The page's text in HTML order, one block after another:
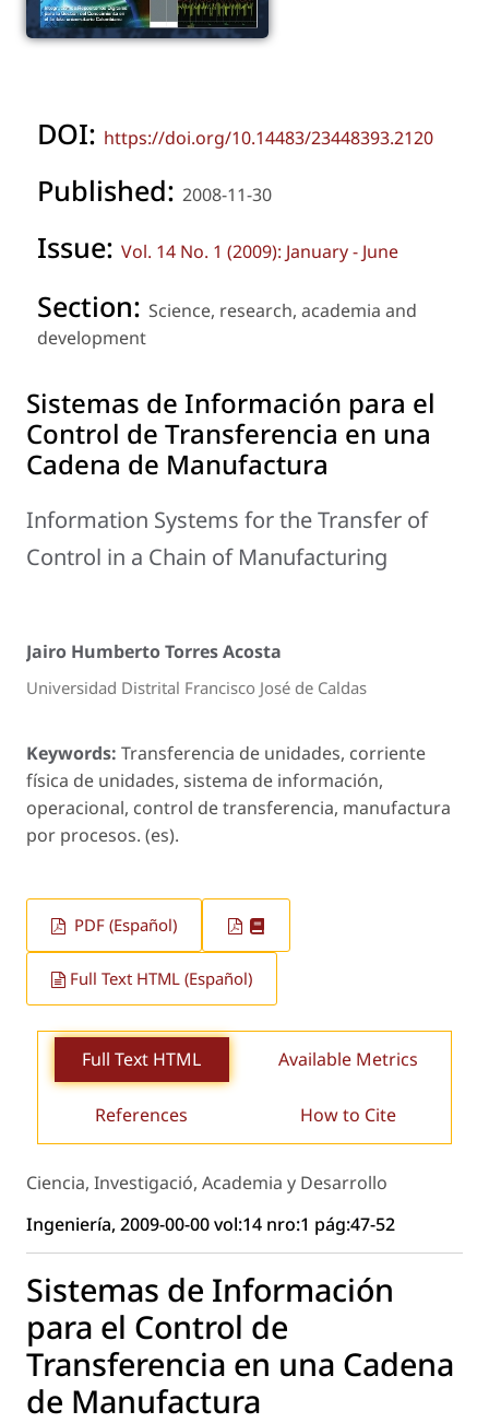
DOI: https://doi.org/10.14483/23448393.2120
Published: 2008-11-30
Issue: Vol. 14 No. 1 (2009): January - June
Section: Science, research, academia and
development
Sistemas de Información para el
Control de Transferencia en una
Cadena de Manufactura
Information Systems for the Transfer of
Control in a Chain of Manufacturing
Jairo Humberto Torres Acosta
Universidad Distrital Francisco José de Caldas
Keywords: Transferencia de unidades, corriente
física de unidades, sistema de información,
operacional, control de transferencia, manufactura
por procesos. (es).
PDF (Español)
Full Text HTML (Español)
Full Text HTML Available Metrics
References How to Cite
Ciencia, Investigació, Academia y Desarrollo
Ingeniería, 2009-00-00 vol:14 nro:1 pág:47-52
Sistemas de Información
para el Control de
Transferencia en una Cadena
de Manufactura